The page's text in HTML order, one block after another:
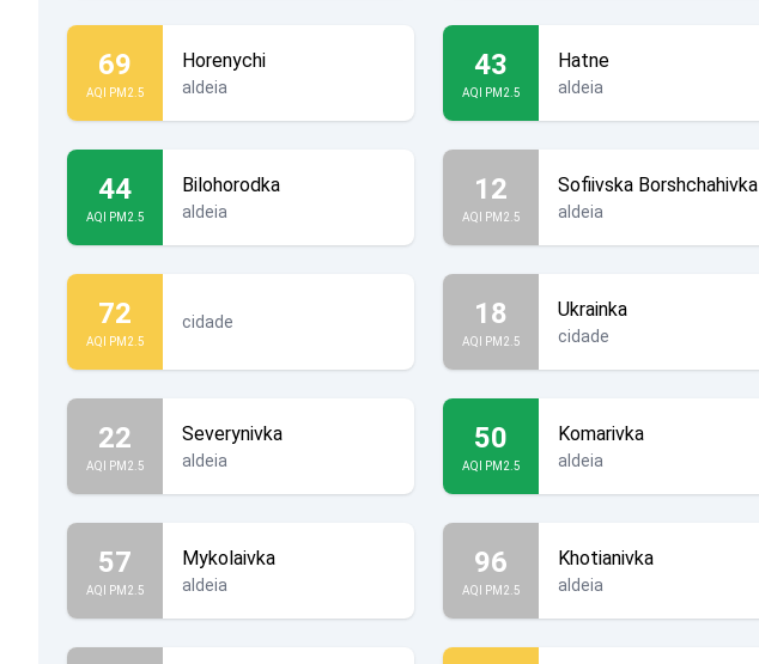
69
AQI PM2.5
Horenychi
aldeia
43
AQI PM2.5
Hatne
aldeia
44
AQI PM2.5
Bilohorodka
aldeia
12
AQI PM2.5
Sofiivska Borshchahivka
aldeia
72
AQI PM2.5
cidade 18
AQI PM2.5
Ukrainka
cidade
22
AQI PM2.5
Severynivka
aldeia
50
AQI PM2.5
Komarivka
aldeia
57
AQI PM2.5
Mykolaivka
aldeia
96
AQI PM2.5
Khotianivka
aldeia